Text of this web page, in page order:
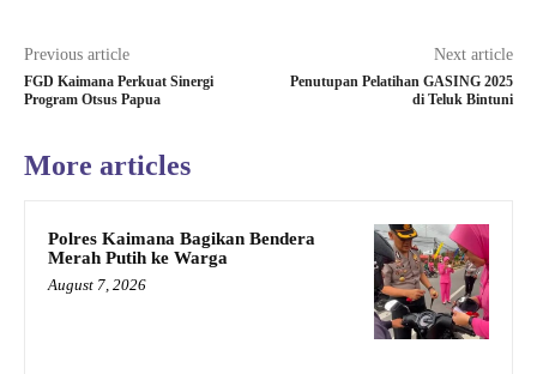
Previous article
FGD Kaimana Perkuat Sinergi
Program Otsus Papua
Next article
Penutupan Pelatihan GASING 2025
di Teluk Bintuni
More articles
Polres Kaimana Bagikan Bendera
Merah Putih ke Warga
August 7, 2026